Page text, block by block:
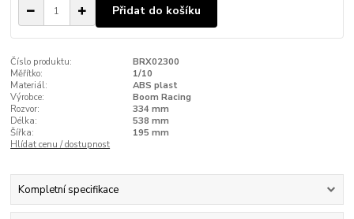
Přidat do košíku
Číslo produktu:
BRX02300
Měřítko:
1/10
Materiál:
ABS plast
Výrobce:
Boom Racing
Rozvor:
334 mm
Délka:
538 mm
Šířka:
195 mm
Hlídat cenu / dostupnost
Kompletní specifikace